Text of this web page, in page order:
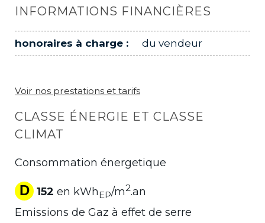
INFORMATIONS FINANCIÈRES
honoraires à charge : du vendeur
Voir nos prestations et tarifs
CLASSE ÉNERGIE ET CLASSE
CLIMAT
Consommation énergetique
D 152 en kWhEP/m2.an
Emissions de Gaz à effet de serre